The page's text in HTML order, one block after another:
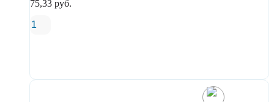
75,33 руб.